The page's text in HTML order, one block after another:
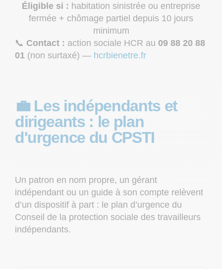
Éligible si : habitation sinistrée ou entreprise
fermée + chômage partiel depuis 10 jours
minimum
📞 Contact : action sociale HCR au 09 88 20 88
01 (non surtaxé) — hcrbienetre.fr
💼 Les indépendants et
dirigeants : le plan
d'urgence du CPSTI
Un patron en nom propre, un gérant
indépendant ou un guide à son compte relèvent
d’un dispositif à part : le plan d’urgence du
Conseil de la protection sociale des travailleurs
indépendants.